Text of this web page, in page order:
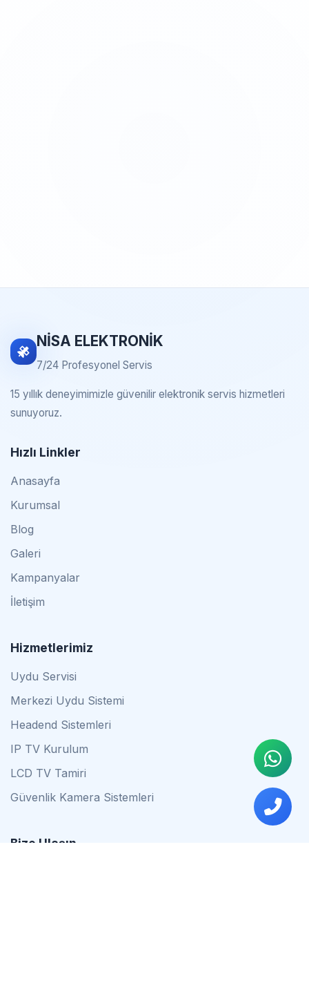
NİSA ELEKTRONİK
7/24 Profesyonel Servis
15 yıllık deneyimimizle güvenilir elektronik servis hizmetleri
sunuyoruz.
Hızlı Linkler
Anasayfa
Kurumsal
Blog
Galeri
Kampanyalar
İletişim
Hizmetlerimiz
Uydu Servisi
Merkezi Uydu Sistemi
Headend Sistemleri
IP TV Kurulum
LCD TV Tamiri
Güvenlik Kamera Sistemleri
Bize Ulaşın